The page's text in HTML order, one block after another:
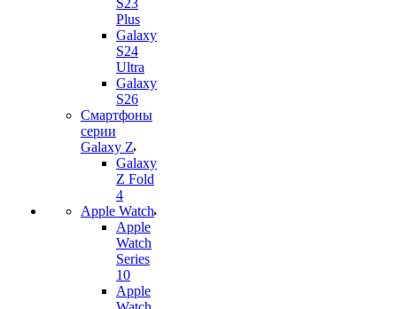
S23
Plus
Galaxy
S24
Ultra
Galaxy
S26
Смартфоны
серии
Galaxy Z
Galaxy
Z Fold
4
Apple Watch
Apple
Watch
Series
10
Apple